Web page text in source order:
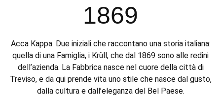
1869
Acca Kappa. Due iniziali che raccontano una storia italiana:
quella di una Famiglia, i Krüll, che dal 1869 sono alle redini
dell’azienda. La Fabbrica nasce nel cuore della città di
Treviso, e da qui prende vita uno stile che nasce dal gusto,
dalla cultura e dall’eleganza del Bel Paese.